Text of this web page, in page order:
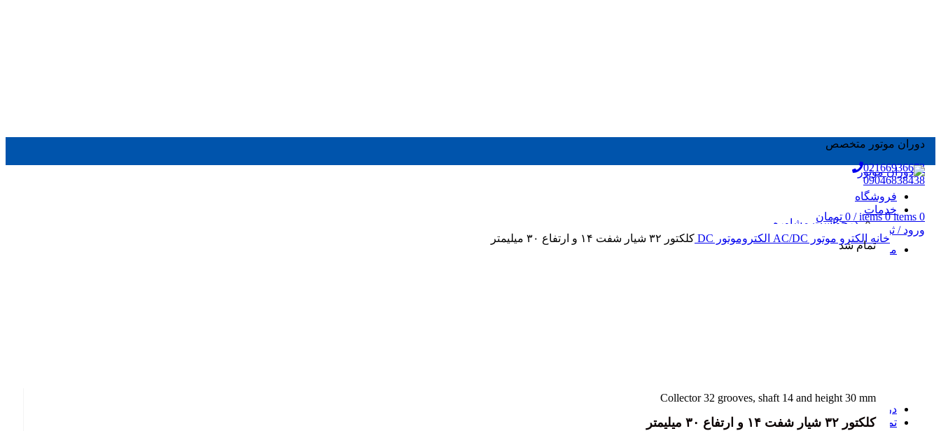
دوران موتور متخصص
02166936673
09046838438
0
items 0items
/
0 تومان
ورود / ثبت نام
فروشگاه
خدمات
درخواست مشاوره
سرویس، تعمیر و سیم پیچی
مقالات
سایر الکتروموتور
درباره ما
تماس با ما
خانه الکترو موتور AC/DC الکتروموتور DC کلکتور ۳۲ شیار شفت ۱۴ و ارتفاع ۳۰ میلیمتر
تمام شد
Collector 32 grooves, shaft 14 and height 30 mm
کلکتور ۳۲ شیار شفت ۱۴ و ارتفاع ۳۰ میلیمتر